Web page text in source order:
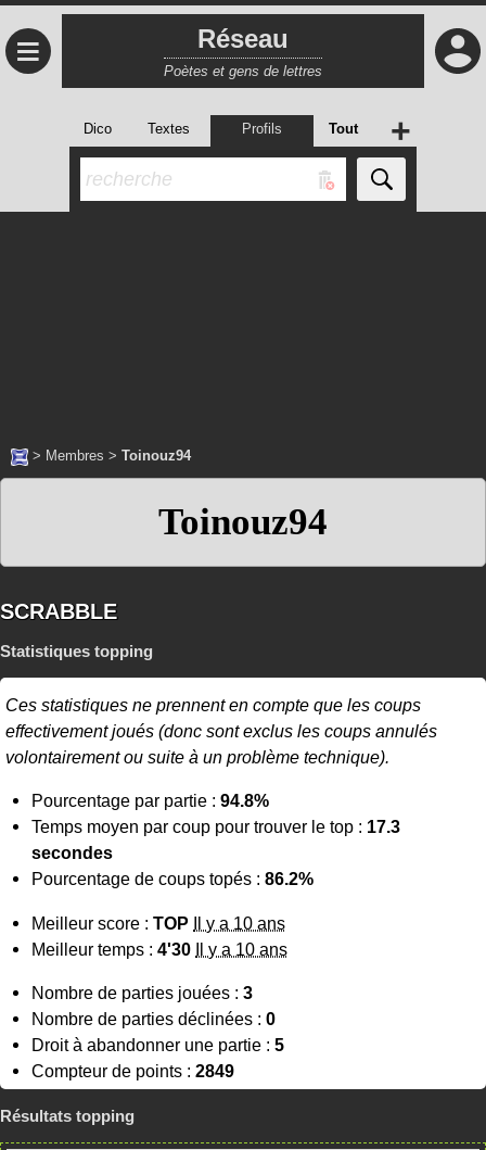
≡ Réseau
Poètes et gens de lettres
Dico Textes Profils Tout +
> Membres > Toinouz94
Toinouz94
SCRABBLE
Statistiques topping
Ces statistiques ne prennent en compte que les coups
effectivement joués (donc sont exclus les coups annulés
volontairement ou suite à un problème technique).
Pourcentage par partie : 94.8%
Temps moyen par coup pour trouver le top : 17.3
secondes
Pourcentage de coups topés : 86.2%
Meilleur score : TOP Il y a 10 ans
Meilleur temps : 4'30 Il y a 10 ans
Nombre de parties jouées : 3
Nombre de parties déclinées : 0
Droit à abandonner une partie : 5
Compteur de points : 2849
Résultats topping